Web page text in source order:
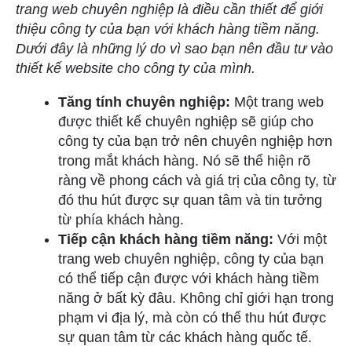
trang web chuyên nghiệp là điều cần thiết để giới
thiệu công ty của bạn với khách hàng tiềm năng.
Dưới đây là những lý do vì sao bạn nên đầu tư vào
thiết kế website cho công ty của mình.
Tăng tính chuyên nghiệp: Một trang web
được thiết kế chuyên nghiệp sẽ giúp cho
công ty của bạn trở nên chuyên nghiệp hơn
trong mắt khách hàng. Nó sẽ thể hiện rõ
ràng về phong cách và giá trị của công ty, từ
đó thu hút được sự quan tâm và tin tưởng
từ phía khách hàng.
Tiếp cận khách hàng tiềm năng: Với một
trang web chuyên nghiệp, công ty của bạn
có thể tiếp cận được với khách hàng tiềm
năng ở bất kỳ đâu. Không chỉ giới hạn trong
phạm vi địa lý, mà còn có thể thu hút được
sự quan tâm từ các khách hàng quốc tế.